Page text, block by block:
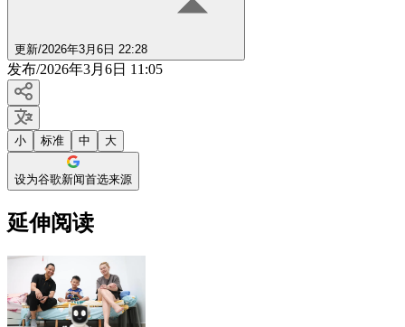
更新/2026年3月6日 22:28
发布/2026年3月6日 11:05
小 标准 中 大
设为谷歌新闻首选来源
延伸阅读